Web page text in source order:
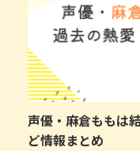
声優・麻倉ももは
ど情報まとめ